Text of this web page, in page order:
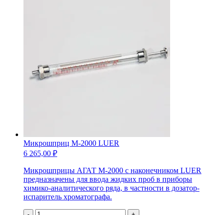
Микрошприц М-2000 LUER
6 265,00 ₽
Микрошприцы АГАТ М-2000 с наконечником LUER
предназначены для ввода жидких проб в приборы
химико-аналитического ряда, в частности в дозатор-
испаритель хроматографа.
Количество